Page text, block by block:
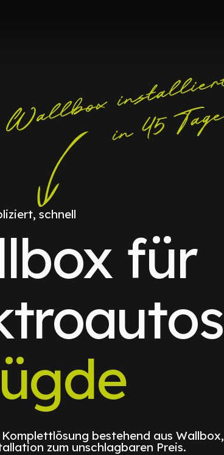
schnell
für
bestehend aus Wallbox,
zum unschlagbaren Preis.